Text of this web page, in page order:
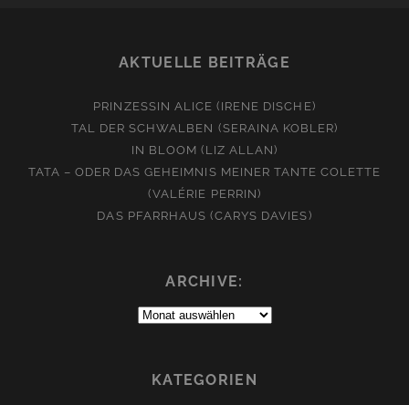
AKTUELLE BEITRÄGE
PRINZESSIN ALICE (IRENE DISCHE)
TAL DER SCHWALBEN (SERAINA KOBLER)
IN BLOOM (LIZ ALLAN)
TATA – ODER DAS GEHEIMNIS MEINER TANTE COLETTE
(VALÉRIE PERRIN)
DAS PFARRHAUS (CARYS DAVIES)
ARCHIVE:
Archive:
KATEGORIEN